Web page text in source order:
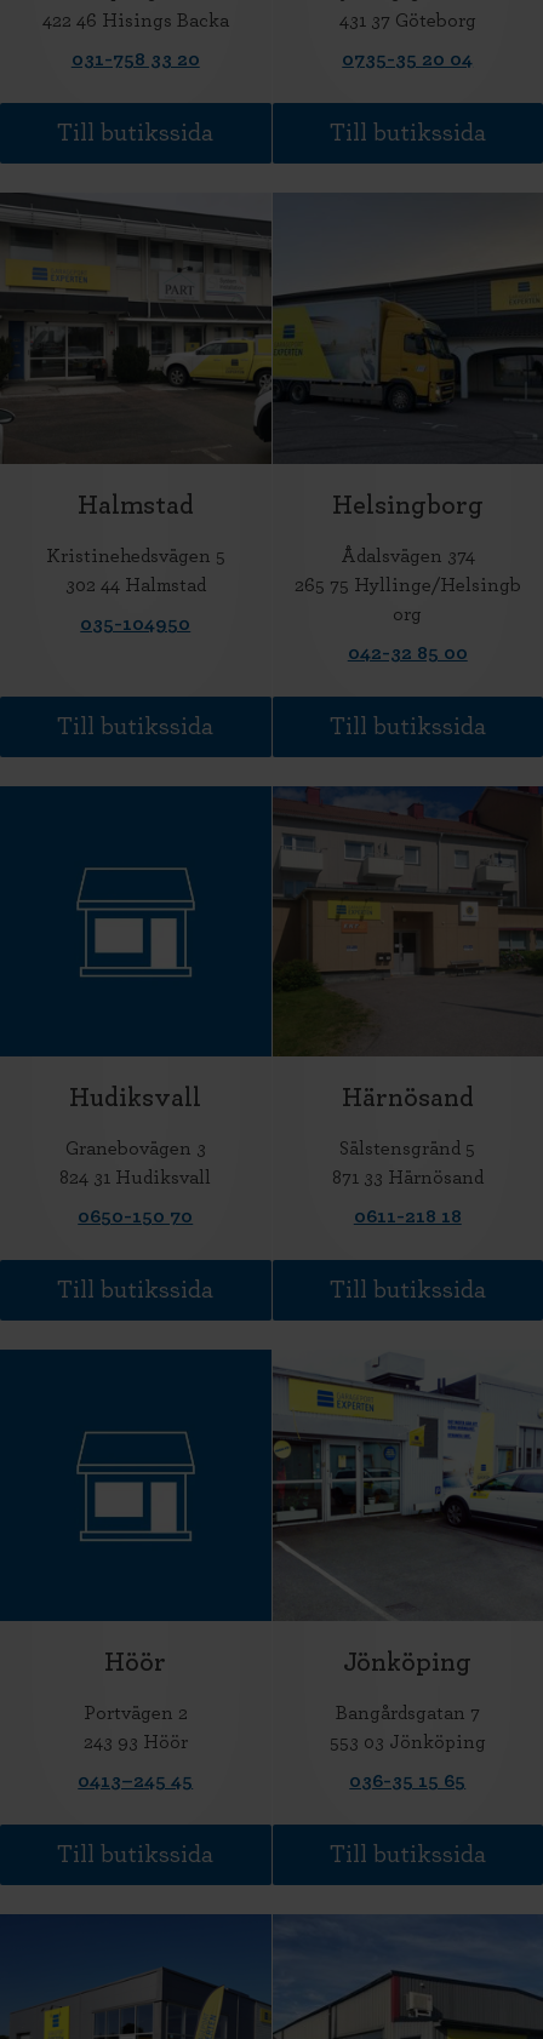
422 46 Hisings Backa
031-758 33 20
Till butikssida
431 37 Göteborg
0735-35 20 04
Till butikssida
Halmstad
Kristinehedsvägen 5
302 44 Halmstad
035-104950
Till butikssida
Helsingborg
Ådalsvägen 374
265 75 Hyllinge/Helsingb
org
042-32 85 00
Till butikssida
Hudiksvall
Granebovägen 3
824 31 Hudiksvall
0650-150 70
Till butikssida
Härnösand
Sälstensgränd 5
871 33 Härnösand
0611-218 18
Till butikssida
Höör
Portvägen 2
243 93 Höör
0413–245 45
Till butikssida
Jönköping
Bangårdsgatan 7
553 03 Jönköping
036-35 15 65
Till butikssida